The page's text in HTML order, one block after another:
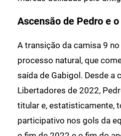
Ascensão de Pedro e
A transição da camisa 9
processo natural, que
saída de Gabigol. Desde a
Libertadores de 2022,
titular e, estatisticamente,
participativo nos gols da